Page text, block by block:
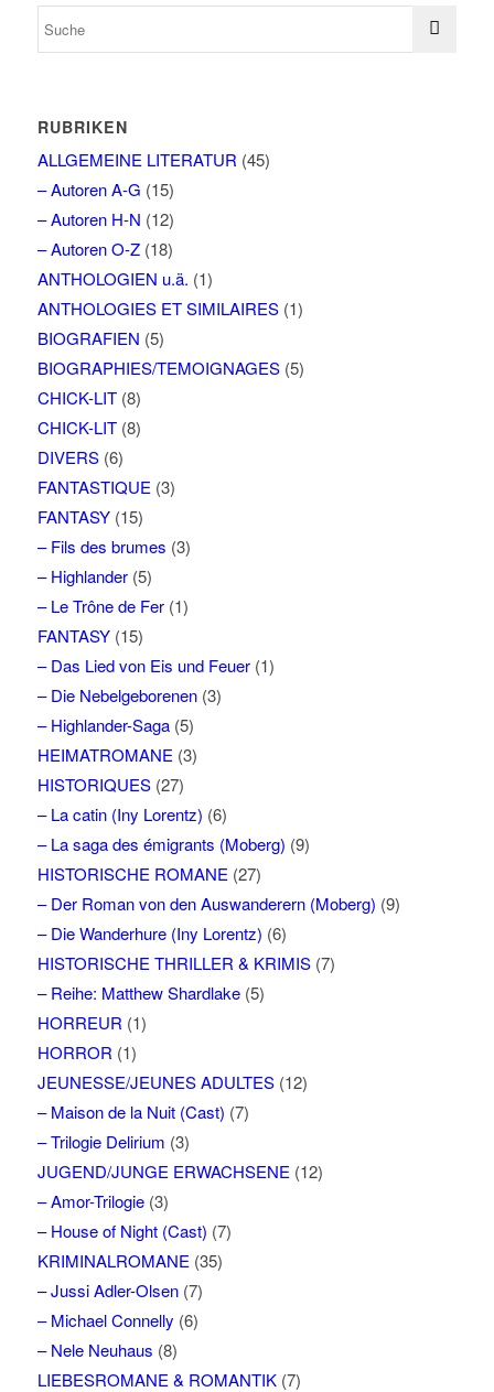
RUBRIKEN
ALLGEMEINE LITERATUR (45)
– Autoren A-G (15)
– Autoren H-N (12)
– Autoren O-Z(18)
ANTHOLOGIEN u.ä. (1)
ANTHOLOGIES ET SIMILAIRES(1)
BIOGRAFIEN (5)
BIOGRAPHIES/TEMOIGNAGES(5)
CHICK-LIT(8)
CHICK-LIT(8)
DIVERS(6)
FANTASTIQUE (3)
FANTASY(15)
– Fils des brumes (3)
– Highlander(5)
– Le Trône de Fer(1)
FANTASY(15)
– Das Lied von Eis und Feuer(1)
– Die Nebelgeborenen(3)
– Highlander-Saga(5)
HEIMATROMANE (3)
HISTORIQUES(27)
– La catin (Iny Lorentz) (6)
– La saga des émigrants (Moberg) (9)
HISTORISCHE ROMANE (27)
– Der Roman von den Auswanderern (Moberg) (9)
– Die Wanderhure (Iny Lorentz) (6)
HISTORISCHE THRILLER & KRIMIS(7)
– Reihe: Matthew Shardlake(5)
HORREUR (1)
HORROR (1)
JEUNESSE/JEUNES ADULTES(12)
– Maison de la Nuit (Cast) (7)
– Trilogie Delirium (3)
JUGEND/JUNGE ERWACHSENE (12)
– Amor-Trilogie(3)
– House of Night (Cast) (7)
KRIMINALROMANE (35)
– Jussi Adler-Olsen(7)
– Michael Connelly (6)
– Nele Neuhaus (8)
LIEBESROMANE & ROMANTIK(7)